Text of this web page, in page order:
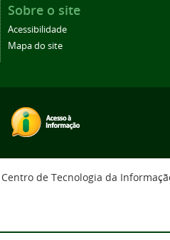
Sobre o site
Acessibilidade
Mapa do site
Centro de Tecnologia da